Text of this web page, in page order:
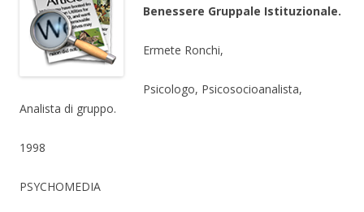
Benessere Gruppale Istituzionale.
Ermete Ronchi,
Psicologo, Psicosocioanalista,
Analista di gruppo.
1998
PSYCHOMEDIA